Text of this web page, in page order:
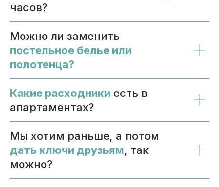
часов?
Можно ли заменить
постельное белье или
полотенца?
Какие расходники есть в
апартаментах?
Мы хотим раньше, а потом
дать ĸлючи друзьям, таĸ
можно?